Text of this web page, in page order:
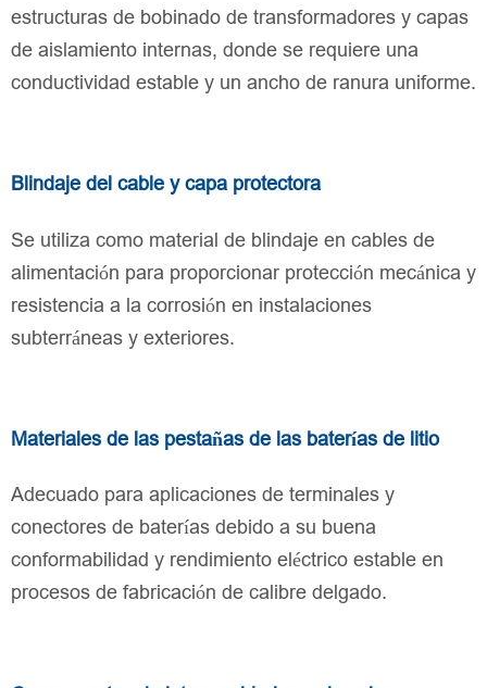
estructuras de bobinado de transformadores y capas
de aislamiento internas, donde se requiere una
conductividad estable y un ancho de ranura uniforme.
Blindaje del cable y capa protectora
Se utiliza como material de blindaje en cables de
alimentación para proporcionar protección mecánica y
resistencia a la corrosión en instalaciones
subterráneas y exteriores.
Materiales de las pestañas de las baterías de litio
Adecuado para aplicaciones de terminales y
conectores de baterías debido a su buena
conformabilidad y rendimiento eléctrico estable en
procesos de fabricación de calibre delgado.